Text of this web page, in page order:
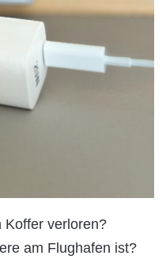
Koffer verloren?
am Flughafen ist?